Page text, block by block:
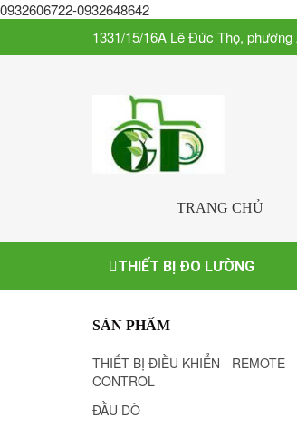
0932606722-0932648642
1331/15/16A Lê Đức Thọ,
TRANG CHỦ
THIẾT BỊ ĐO LƯỜNG
SẢN PHẨM
THIẾT BỊ ĐIỀU KHIỂN - REMOTE
CONTROL
ĐẦU DÒ